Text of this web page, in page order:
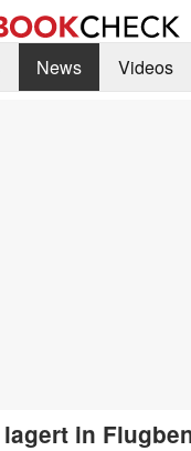
News
Videos
in